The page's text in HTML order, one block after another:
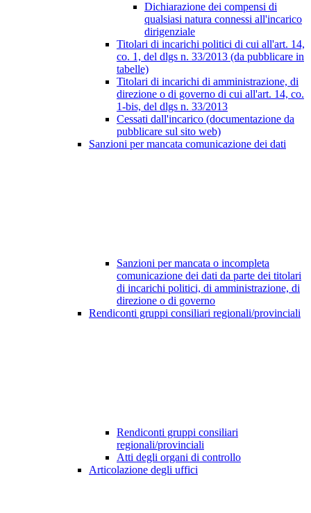
Dichiarazione dei compensi di
qualsiasi natura connessi all'incarico
dirigenziale
Titolari di incarichi politici di cui all'art. 14,
co. 1, del dlgs n. 33/2013 (da pubblicare in
tabelle)
Titolari di incarichi di amministrazione, di
direzione o di governo di cui all'art. 14, co.
1-bis, del dlgs n. 33/2013
Cessati dall'incarico (documentazione da
pubblicare sul sito web)
Sanzioni per mancata comunicazione dei dati
Sanzioni per mancata o incompleta
comunicazione dei dati da parte dei titolari
di incarichi politici, di amministrazione, di
direzione o di governo
Rendiconti gruppi consiliari regionali/provinciali
Rendiconti gruppi consiliari
regionali/provinciali
Atti degli organi di controllo
Articolazione degli uffici